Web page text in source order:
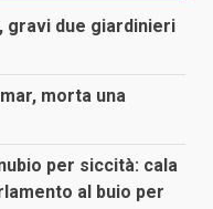
gravi due giardinieri
morta una
per siccità: cala
al buio per